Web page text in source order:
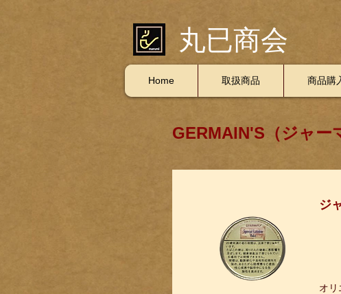
丸已商会
Home 取扱商品 商品購
GERMAIN'S（ジャー
ジ
オリ